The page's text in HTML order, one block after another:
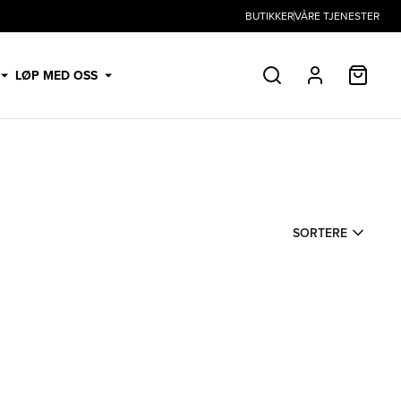
BUTIKKERVÅRE TJENESTER
LØP MED OSS SØK PROFIL
SORTERE